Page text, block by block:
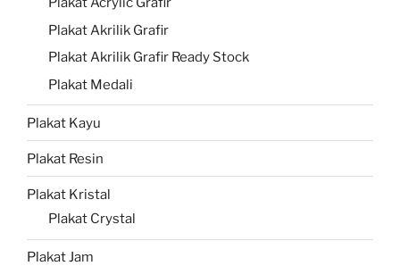
Plakat Akrilik Grafir
Plakat Akrilik Grafir Ready Stock
Plakat Medali
Plakat Kayu
Plakat Resin
Plakat Kristal
Plakat Crystal
Plakat Jam